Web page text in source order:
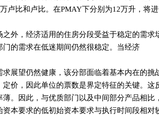
卢比和卢比。在PMAY下分别为12万升，将
之外，经济适用的住房分段受益于稳定的需
门的需求在低迷期间仍然很稳定。当经济
求展望仍然健康，该分部面临着基本内在的挑
定价，因此单位的票数是界定特征的关键。
薄。因此，与优质部门以及中间部分产品相
资本要求的低初始资本要求与执行时间段相